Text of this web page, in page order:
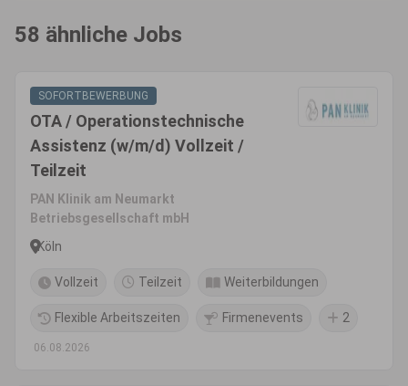
58 ähnliche Jobs
SOFORTBEWERBUNG
OTA / Operationstechnische
Assistenz (w/m/d) Vollzeit /
Teilzeit
PAN Klinik am Neumarkt
Betriebsgesellschaft mbH
Köln
Vollzeit Teilzeit Weiterbildungen
Flexible Arbeitszeiten Firmenevents 2
06.08.2026